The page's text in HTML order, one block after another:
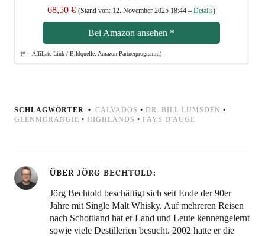
68,50 € (Stand von: 12. Novem­ber 2025 18:44 – Details)
Bei Ama­zon anse­hen *
(* = Affi­lia­te-Link / Bild­quel­le: Amazon-Partnerprogramm)
SCHLAGWÖRTER CALVADOS • DR. BILL LUMSDEN •
GLENMORANGIE • HIGHLANDS • PAYS D'AUGE
ÜBER JÖRG BECHTOLD
Jörg Bechtold beschäftigt sich seit Ende der 90er
Jahre mit Single Malt Whisky. Auf mehreren Reisen
nach Schottland hat er Land und Leute kennengelernt
sowie viele Destillerien besucht. 2002 hatte er die